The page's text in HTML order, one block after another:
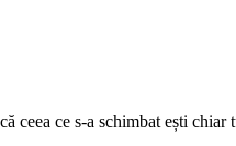
ceea ce s-a schimbat ești chiar